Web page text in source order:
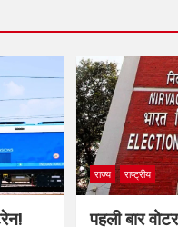
राज्य राष्ट्रीय
पहली बार